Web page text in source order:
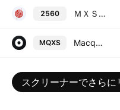
2560 ＭＸＳカーボン日本株
MQXS Macquarie Global Small Companies Active Exchange Traded Fund Units
スクリーナーでさらに